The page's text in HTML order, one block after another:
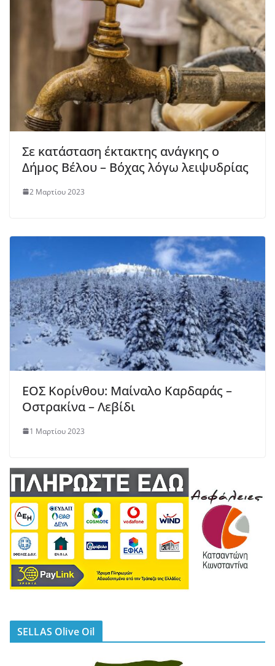
Σε κατάσταση έκτακτης ανάγκης ο
Δήμος Βέλου – Βόχας λόγω λειψυδρίας
2 Μαρτίου 2023
ΕΟΣ Κορίνθου: Μαίναλο Καρδαράς –
Οστρακίνα – Λεβίδι
1 Μαρτίου 2023
SELLAS Olive Oil